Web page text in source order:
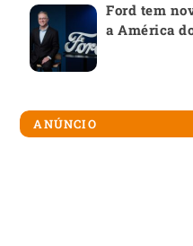
Ford tem
a América
ANÚNCIO